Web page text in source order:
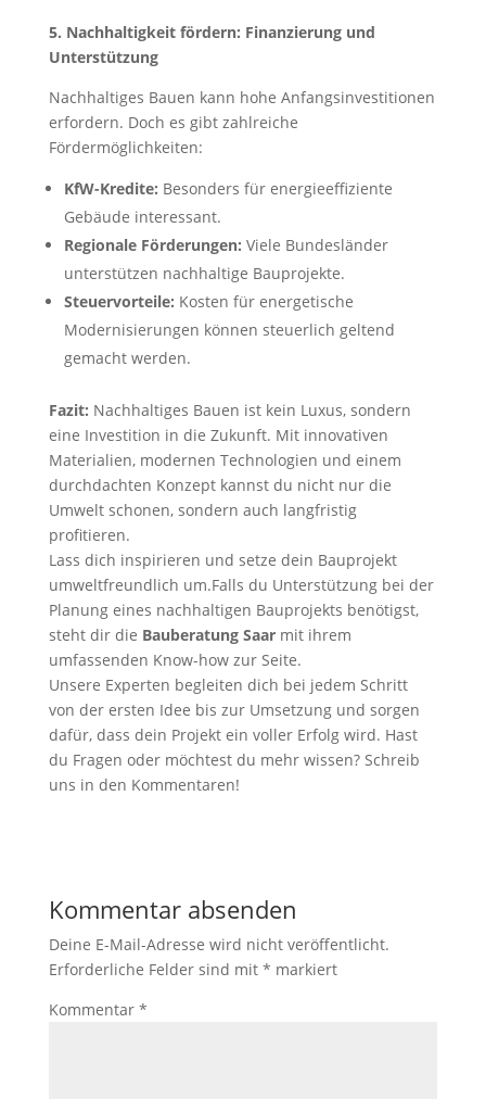
5. Nachhaltigkeit fördern: Finanzierung und
Unterstützung
Nachhaltiges Bauen kann hohe Anfangsinvestitionen
erfordern. Doch es gibt zahlreiche
Fördermöglichkeiten:
KfW-Kredite: Besonders für energieeffiziente
Gebäude interessant.
Regionale Förderungen: Viele Bundesländer
unterstützen nachhaltige Bauprojekte.
Steuervorteile: Kosten für energetische
Modernisierungen können steuerlich geltend
gemacht werden.
Fazit: Nachhaltiges Bauen ist kein Luxus, sondern
eine Investition in die Zukunft. Mit innovativen
Materialien, modernen Technologien und einem
durchdachten Konzept kannst du nicht nur die
Umwelt schonen, sondern auch langfristig
profitieren.
Lass dich inspirieren und setze dein Bauprojekt
umweltfreundlich um.Falls du Unterstützung bei der
Planung eines nachhaltigen Bauprojekts benötigst,
steht dir die Bauberatung Saarmit ihrem
umfassenden Know-how zur Seite.
Unsere Experten begleiten dich bei jedem Schritt
von der ersten Idee bis zur Umsetzung und sorgen
dafür, dass dein Projekt ein voller Erfolg wird. Hast
du Fragen oder möchtest du mehr wissen? Schreib
uns in den Kommentaren!
Kommentar absenden
Deine E-Mail-Adresse wird nicht veröffentlicht.
Erforderliche Felder sind mit * markiert
Kommentar *